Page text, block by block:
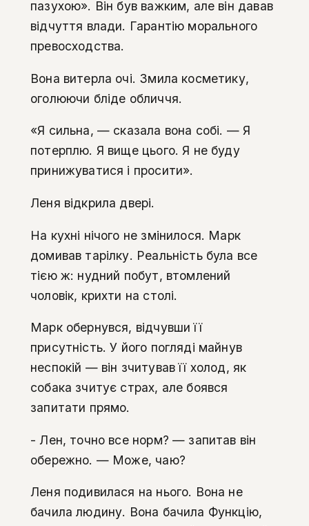
пазухою». Він був важким, але він давав
відчуття влади. Гарантію морального
превосходства.
Вона витерла очі. Змила косметику,
оголюючи бліде обличчя.
«Я сильна, — сказала вона собі. — Я
потерплю. Я вище цього. Я не буду
принижуватися і просити».
Леня відкрила двері.
На кухні нічого не змінилося. Марк
домивав тарілку. Реальність була все
тією ж: нудний побут, втомлений
чоловік, крихти на столі.
Марк обернувся, відчувши її
присутність. У його погляді майнув
неспокій — він зчитував її холод, як
собака зчитує страх, але боявся
запитати прямо.
- Лен, точно все норм? — запитав він
обережно. — Може, чаю?
Леня подивилася на нього. Вона не
бачила людину. Вона бачила Функцію,